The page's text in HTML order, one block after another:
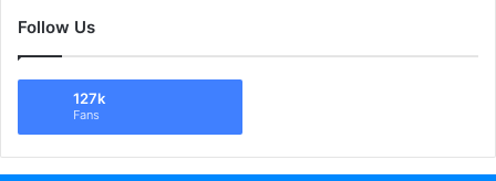
Follow Us
127k
Fans